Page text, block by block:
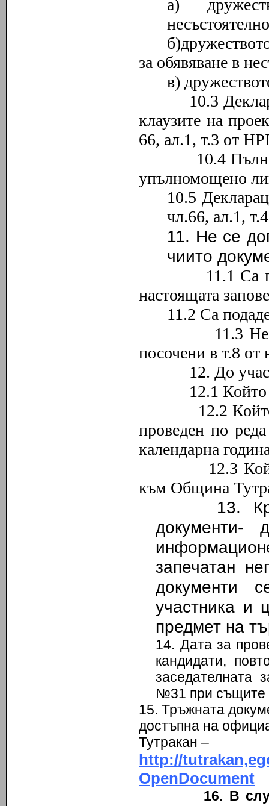
а)
за обявяване в
в)
10.3
клаузите на
66, ал.1, т.3 от
10.4
упълномощено
10.5
чл.66, ал.1,
11. Не се
чиито
11.1 Са
настоящата
11.2 Са
11.3 Не
посочени в т.8 от
12. До участие
12.1 Който не
12.2 Който е
проведен по
календарна
12.3 Който
към Община
13.
запечатан
документи
участника и
предмет на
14. Дата за
кандидати,
заседателната
№31 при същите
15. Тръжната
достъпна на
Тутракан –
http://
OpenDocument
16. В